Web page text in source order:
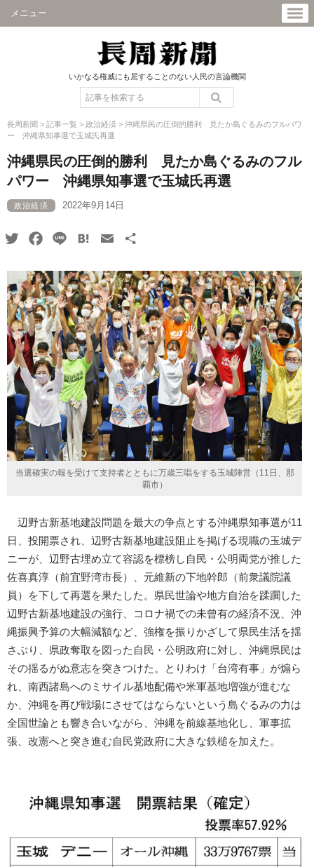
メニュー
いかなる権威にも屈することのない人民の言論機関
長周新聞 > 記事一覧 > 政治経済 > 沖縄県民の圧倒的勝利 見たか島ぐるみのフルパワ
ー 沖縄県知事選で玉城氏再選
沖縄県民の圧倒的勝利 見たか島ぐるみのフル
パワー 沖縄県知事選で玉城氏再選
政治経済 2022年9月14日
TwitterFacebook
Line HatenaEmail
当選確実の報を受けて支持者とともに万歳三唱をする玉城陣営（11日、那
覇市）
辺野古新基地建設問題を最大の争点とする沖縄県知事選が11
日、投開票され、辺野古新基地建設阻止を掲げる現職の玉城デ
ニーが、辺野古埋め立て容認を標榜し自民・公明両党が推した
佐喜真淳（前宜野湾市長）、元維新の下地幹郎（前衆議院議
員）を下して再選を果たした。県民世論や地方自治を蹂躙した
辺野古新基地建設の強行、コロナ禍での未曾有の経済不況、沖
縄振興予算の大幅減額など、強権を振りかざして県民生活を揺
さぶり、県政奪取を図った自民・公明政府に対し、沖縄県民は
その揺るがぬ意志を突きつけた。とりわけ「台湾有事」が煽ら
れ、南西諸島へのミサイル基地配備や米軍基地増強が進むな
か、沖縄を再び戦場にさせてはならないという島ぐるみの力は
全国世論とも響き合いながら、沖縄を前線基地化し、軍事拡
張、改憲へと突き進む自民党政府に大きな鉄槌を加えた。